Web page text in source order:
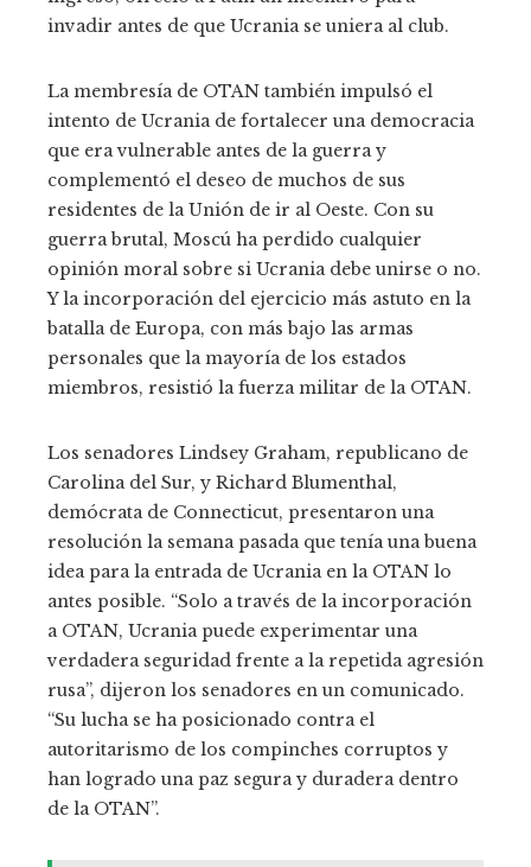
invadir antes de que Ucrania se uniera al club.
La membresía de OTAN también impulsó el
intento de Ucrania de fortalecer una democracia
que era vulnerable antes de la guerra y
complementó el deseo de muchos de sus
residentes de la Unión de ir al Oeste. Con su
guerra brutal, Moscú ha perdido cualquier
opinión moral sobre si Ucrania debe unirse o no.
Y la incorporación del ejercicio más astuto en la
batalla de Europa, con más bajo las armas
personales que la mayoría de los estados
miembros, resistió la fuerza militar de la OTAN.
Los senadores Lindsey Graham, republicano de
Carolina del Sur, y Richard Blumenthal,
demócrata de Connecticut, presentaron una
resolución la semana pasada que tenía una buena
idea para la entrada de Ucrania en la OTAN lo
antes posible. “Solo a través de la incorporación
a OTAN, Ucrania puede experimentar una
verdadera seguridad frente a la repetida agresión
rusa”, dijeron los senadores en un comunicado.
“Su lucha se ha posicionado contra el
autoritarismo de los compinches corruptos y
han logrado una paz segura y duradera dentro
de la OTAN”.